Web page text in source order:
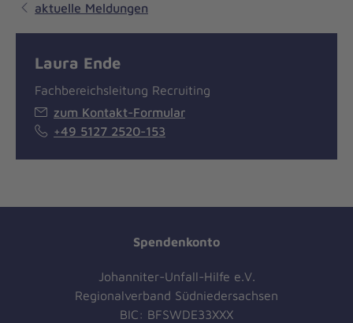
aktuelle Meldungen
Laura Ende
Fachbereichsleitung Recruiting
zum Kontakt-Formular
+49 5127 2520-153
Spendenkonto
Johanniter-Unfall-Hilfe e.V.
Regionalverband Südniedersachsen
BIC: BFSWDE33XXX